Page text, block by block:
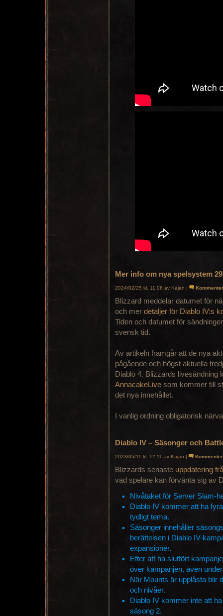
Mer info om nya spelsystem
2024/02/25 kl. 11:06 av Kajan |
Blizzard meddelar datumet för
och mer detaljer för Diablo IV:s
Tiden och datumet för
svensk tid.
Av artikeln framgår att de nya
pågående och högst aktuella
Diablo 4. Blizzards
AnnacakeLive som kommer till
det nya innehållet.
I vanlig ordning obligatorisk
Diablo IV – Säsonger och
2023/05/11 kl. 12:11 av Kajan |
Blizzards senaste uppdatering
vad spelare kan förvänta sig av
Nivåtaket för Server Slam-
Diablo IV kommer att ha
tydligt tema.
Säsonger innehåller
berättelsen i Diablo IV-
expansioner.
Efter att ha slutfört
över kampanjen, även
När Mounts är upplåsta blir
och nivåer.
Diablo IV kommer inte att
säsong 2.